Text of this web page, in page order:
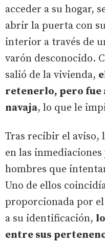
acceder a su hogar,
abrir la puerta con
interior a través de
varón desconocido.
salió de la vivienda,
retenerlo, pero fue
navaja, lo que le
Tras recibir el aviso,
en las
hombres que
Uno de ellos
proporcionada por
a su identificación,
entre sus